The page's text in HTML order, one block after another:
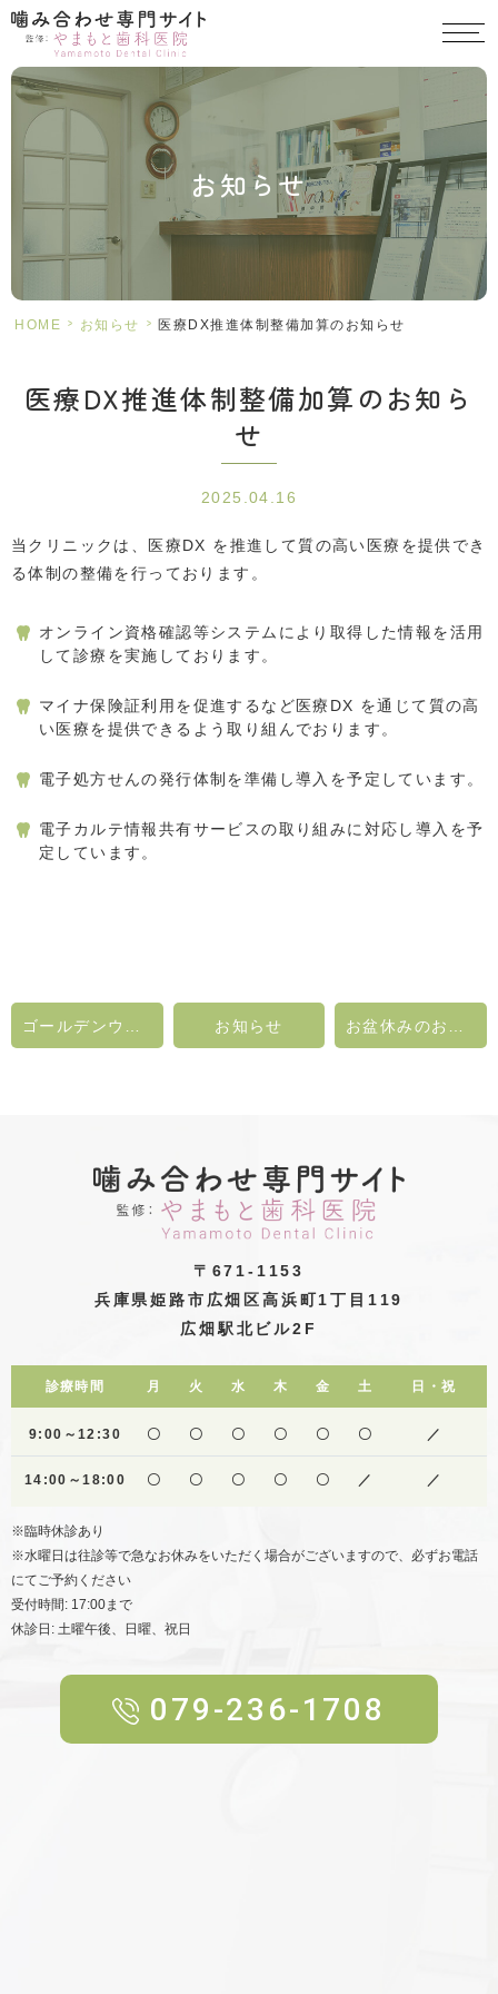
お知らせ
HOME > お知らせ > 医療DX推進体制整備加算のお知らせ
医療DX推進体制整備加算のお知ら
せ
2025.04.16
当クリニックは、医療DX を推進して質の高い医療を提供でき
る体制の整備を行っております。
オンライン資格確認等システムにより取得した情報を活用
して診療を実施しております。
マイナ保険証利用を促進するなど医療DX を通じて質の高
い医療を提供できるよう取り組んでおります。
電子処方せんの発行体制を準備し導入を予定しています。
電子カルテ情報共有サービスの取り組みに対応し導入を予
定しています。
お知らせ
〒671-1153
兵庫県姫路市広畑区高浜町1丁目119
広畑駅北ビル2F
診療時間 月 火 水 木 金 土 日・祝
9:00～12:30 〇 〇 〇 〇 〇 〇 ／
14:00～18:00 〇 〇 〇 〇 〇 ／ ／
※臨時休診あり
※水曜日は往診等で急なお休みをいただく場合がございますので、 必ずお電話
にてご予約ください
受付時間: 17:00まで
休診日: 土曜午後、日曜、祝日
079-236-1708